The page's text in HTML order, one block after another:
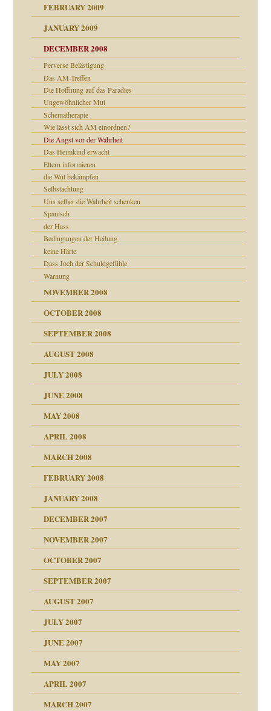
FEBRUARY 2009
JANUARY 2009
DECEMBER 2008
Perverse Belästigung
Das AM-Treffen
Die Hoffnung auf das Paradies
Ungewöhnlicher Mut
Schematherapie
Wie lässt sich AM einordnen?
Die Angst vor der Wahrheit
Das Heimkind erwacht
Eltern informieren
die Wut bekämpfen
Selbstachtung
Uns selber die Wahrheit schenken
Spanisch
der Hass
Bedingungen der Heilung
keine Härte
Dass Joch der Schuldgefühle
Warnung
NOVEMBER 2008
OCTOBER 2008
SEPTEMBER 2008
AUGUST 2008
JULY 2008
Juni 2008
JUNE 2008
und Staat
MAY 2008
APRIL 2008
MARCH 2008
FEBRUARY 2008
in meiner
JANUARY 2008
DECEMBER 2007
NOVEMBER 2007
OCTOBER 2007
SEPTEMBER 2007
AUGUST 2007
JULY 2007
JUNE 2007
MAY 2007
APRIL 2007
MARCH 2007